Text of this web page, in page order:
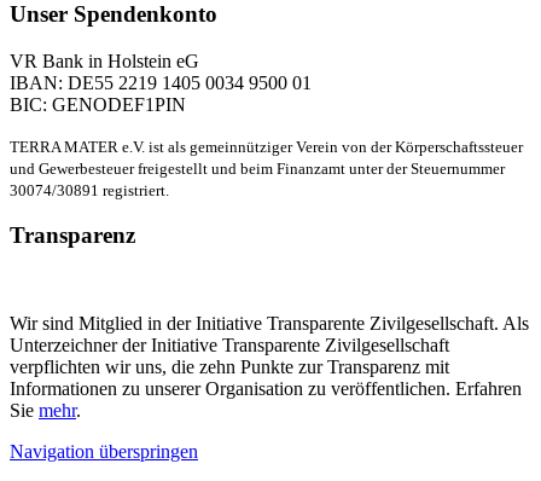
Unser Spendenkonto
VR Bank in Holstein eG
IBAN: DE55 2219 1405 0034 9500 01
BIC: GENODEF1PIN
TERRA MATER e.V. ist als gemeinnütziger Verein von der Körperschaftssteuer
und Gewerbesteuer freigestellt und beim Finanzamt unter der Steuernummer
30074/30891 registriert.
Transparenz
Wir sind Mitglied in der Initiative Transparente Zivilgesellschaft. Als
Unterzeichner der Initiative Transparente Zivilgesellschaft
verpflichten wir uns, die zehn Punkte zur Transparenz mit
Informationen zu unserer Organisation zu veröffentlichen. Erfahren
Sie mehr.
Navigation überspringen